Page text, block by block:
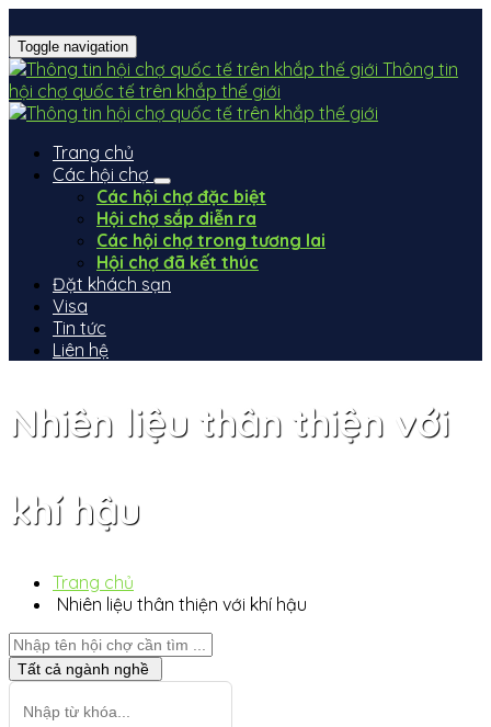
Toggle navigation
Thông tin
hội chợ quốc tế trên khắp thế giới
Trang chủ
Các hội chợ
Các hội chợ đặc biệt
Hội chợ sắp diễn ra
Các hội chợ trong tương lai
Hội chợ đã kết thúc
Đặt khách sạn
Visa
Tin tức
Liên hệ
Nhiên liệu thân thiện với
khí hậu
Trang chủ
Nhiên liệu thân thiện với khí hậu
Tất cả ngành nghề